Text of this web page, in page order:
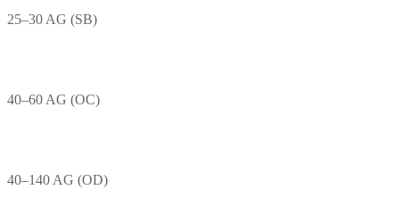
25–30 AG (SB)
40–60 AG (OC)
40–140 AG (OD)